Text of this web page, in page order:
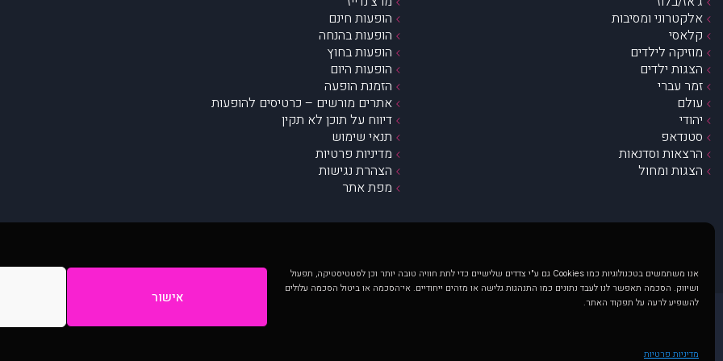
אנו משתמשים בטכנולוגיות כמו Cookies גם ע"י צדדים שלישיים כדי לתת חוויה טובה יותר וכן לסטטיסטיקה, תפעול
ושיווק. הסכמה תאפשר לנו לעבד נתונים כמו התנהגות גלישה או מזהים ייחודיים. אי־הסכמה או ביטול הסכמה עלולים
להשפיע לרעה על תפקוד האתר.
אישור
מדיניות פרטיות
אלקטרוני ומסיבות
קלאסי
מוזיקה לילדים
הצגות ילדים
זמר עברי
עולם
יהודי
סטנדאפ
הרצאות וסדנאות
הצגות ומחול
הופעות חינם
הופעות בהנחה
הופעות בחוץ
הופעות היום
הזמנת הופעה
אתרים מורשים – כרטיסים להופעות
דיווח על תוכן לא תקין
תנאי שימוש
מדיניות פרטיות
הצהרת נגישות
מפת אתר